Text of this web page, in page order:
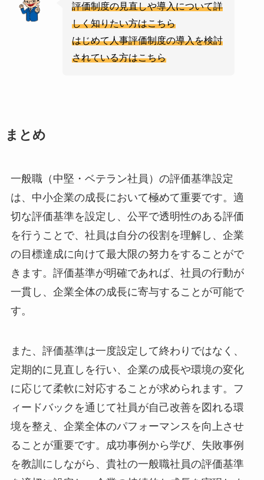
評価制度の見直しや導入について詳
しく知りたい方はこちら
はじめて人事評価制度の導入を検討
されている方はこちら
まとめ
一般職（中堅・ベテラン社員）の評価基準設定
は、中小企業の成長において極めて重要です。適
切な評価基準を設定し、公平で透明性のある評価
を行うことで、社員は自分の役割を理解し、企業
の目標達成に向けて最大限の努力をすることがで
きます。評価基準が明確であれば、社員の行動が
一貫し、企業全体の成長に寄与することが可能で
す。
また、評価基準は一度設定して終わりではなく、
定期的に見直しを行い、企業の成長や環境の変化
に応じて柔軟に対応することが求められます。フ
ィードバックを通じて社員が自己改善を図れる環
境を整え、企業全体のパフォーマンスを向上させ
ることが重要です。成功事例から学び、失敗事例
を教訓にしながら、貴社の一般職社員の評価基準